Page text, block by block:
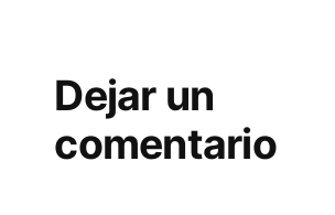
Dejar un
comentario